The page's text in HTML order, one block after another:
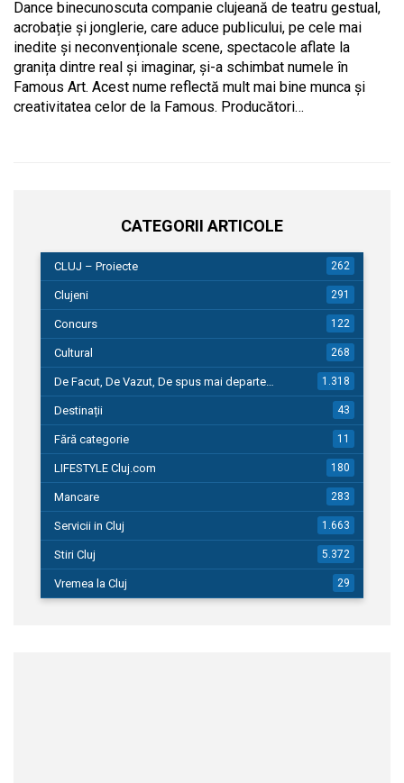
Dance binecunoscuta companie clujeană de teatru gestual,
acrobație și jonglerie, care aduce publicului, pe cele mai
inedite și neconvenționale scene, spectacole aflate la
granița dintre real și imaginar, și-a schimbat numele în
Famous Art. Acest nume reflectă mult mai bine munca și
creativitatea celor de la Famous. Producători…
CATEGORII ARTICOLE
CLUJ – Proiecte 262
Clujeni 291
Concurs 122
Cultural 268
De Facut, De Vazut, De spus mai departe… 1.318
Destinații 43
Fără categorie 11
LIFESTYLE Cluj.com 180
Mancare 283
Servicii in Cluj 1.663
Stiri Cluj 5.372
Vremea la Cluj 29